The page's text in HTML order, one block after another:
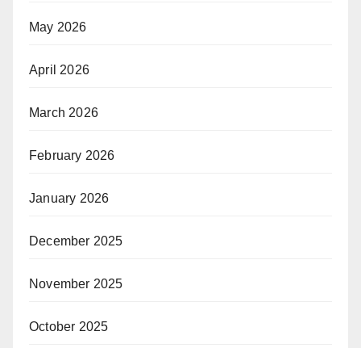
May 2026
April 2026
March 2026
February 2026
January 2026
December 2025
November 2025
October 2025